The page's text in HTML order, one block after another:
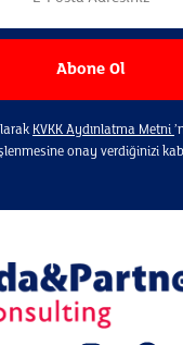
KVKK Aydınlatma Metni
onay verdiğinizi